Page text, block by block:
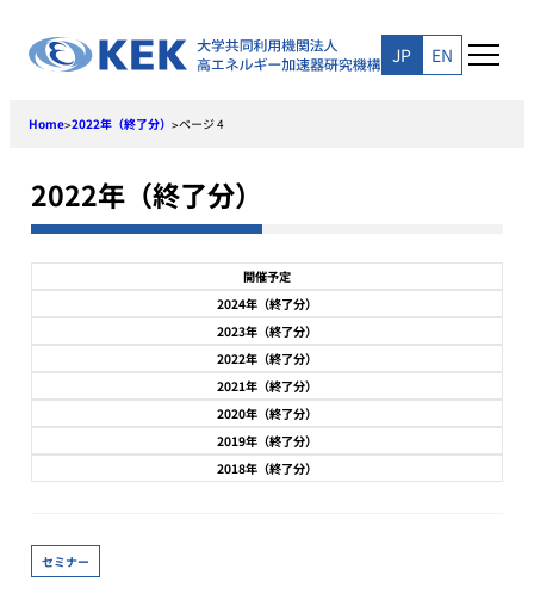
content
JP EN
Home>2022年（終了分） >ページ 4
2022年（終了分）
開催予定
2024年（終了分）
2023年（終了分）
2022年（終了分）
2021年（終了分）
2020年（終了分）
2019年（終了分）
2018年（終了分）
セミナー